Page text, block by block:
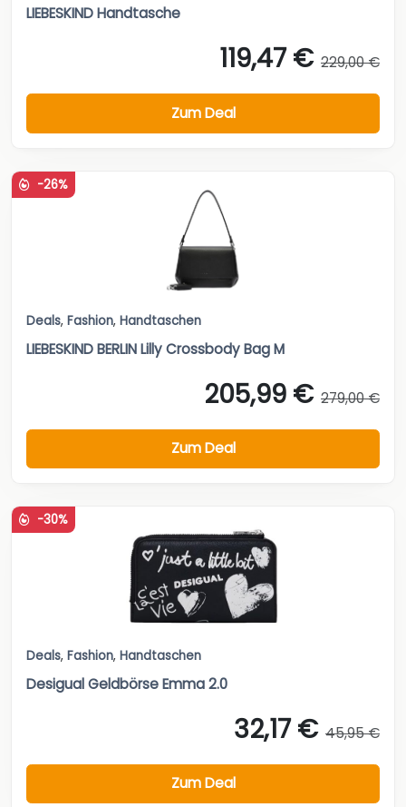
LIEBESKIND Handtasche
119,47 € 229,00 €
Zum Deal
-26%
Deals, Fashion, Handtaschen
LIEBESKIND BERLIN Lilly Crossbody Bag M
205,99 € 279,00 €
Zum Deal
-30%
Deals, Fashion, Handtaschen
Desigual Geldbörse Emma 2.0
32,17 € 45,95 €
Zum Deal